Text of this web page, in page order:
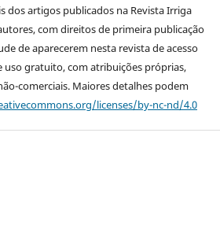
dos artigos publicados na Revista Irriga
com direitos de primeira publicação
de aparecerem nesta revista de acesso
uso gratuito, com atribuições próprias,
comerciais. Maiores detalhes podem
licenses/by-nc-nd/4.0